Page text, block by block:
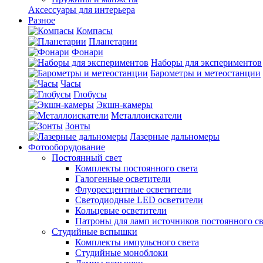
Аксессуары для интерьера
Разное
Компасы
Планетарии
Фонари
Наборы для экспериментов
Барометры и метеостанции
Часы
Глобусы
Экшн-камеры
Металлоискатели
Зонты
Лазерные дальномеры
Фотооборудование
Постоянный свет
Комплекты постоянного света
Галогенные осветители
Флуоресцентные осветители
Светодиодные LED осветители
Кольцевые осветители
Патроны для ламп источников постоянного
Студийные вспышки
Комплекты импульсного света
Студийные моноблоки